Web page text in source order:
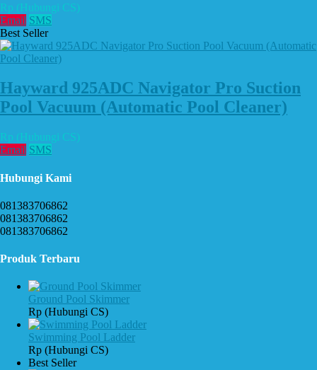
Rp (Hubungi CS)
Email SMS
Best Seller
Hayward 925ADC Navigator Pro Suction
Pool Vacuum (Automatic Pool Cleaner)
Rp (Hubungi CS)
Email SMS
Hubungi Kami
081383706862
081383706862
081383706862
Produk Terbaru
Ground Pool Skimmer
Rp (Hubungi CS)
Swimming Pool Ladder
Rp (Hubungi CS)
Best Seller